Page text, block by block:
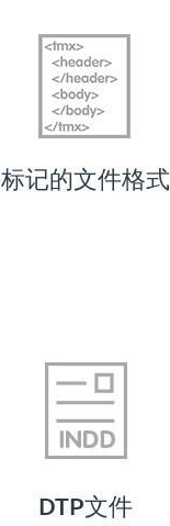
标记的文件格式
DTP文件